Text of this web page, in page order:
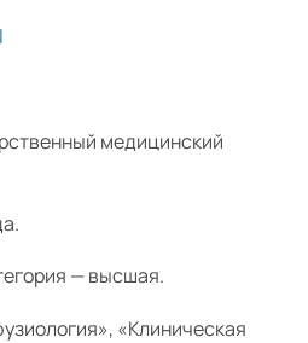
медицинский
— высшая.
«Клиническая